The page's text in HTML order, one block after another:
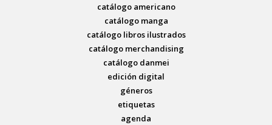
catálogo americano
catálogo manga
catálogo libros ilustrados
catálogo merchandising
catálogo danmei
edición digital
géneros
etiquetas
agenda